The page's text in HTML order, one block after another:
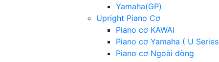
Yamaha(GP)
Upright Piano Cơ
Piano cơ KAWAI
Piano cơ Yamaha ( U
Piano cơ Ngoài dòng